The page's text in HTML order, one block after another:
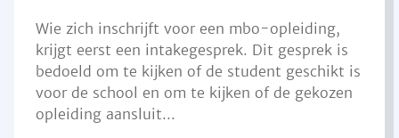
Wie zich inschrijft voor een mbo-opleiding,
krijgt eerst een intakegesprek. Dit gesprek is
bedoeld om te kijken of de student geschikt is
voor de school en om te kijken of de gekozen
opleiding aansluit...